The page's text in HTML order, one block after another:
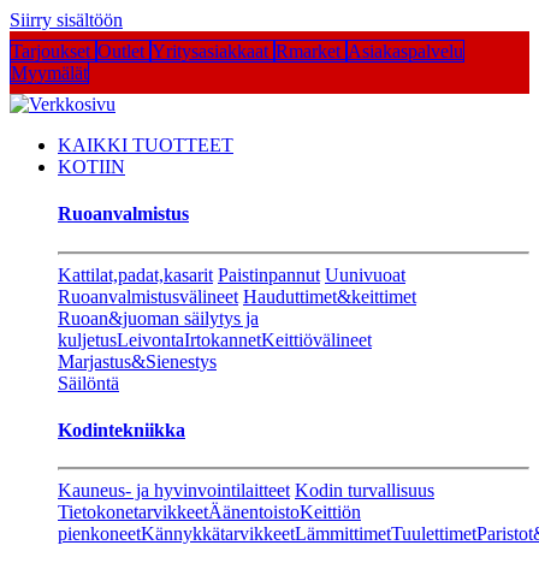
Siirry sisältöön
Tarjoukset Outlet Yritysasiakkaat Rmarket Asiakaspalvelu
Myymälät
KAIKKI TUOTTEET
KOTIIN
Ruoanvalmistus
Kattilat,padat,kasarit Paistinpannut Uunivuoat
Ruoanvalmistusvälineet Hauduttimet&keittimet
Ruoan&juoman säilytys ja
kuljetusLeivontaIrtokannetKeittiövälineet
Marjastus&Sienestys
Säilöntä
Kodintekniikka
Kauneus- ja hyvinvointilaitteet Kodin turvallisuus
TietokonetarvikkeetÄänentoistoKeittiön
pienkoneetKännykkätarvikkeetLämmittimetTuulettimet